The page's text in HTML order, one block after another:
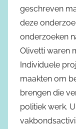
geschreven
deze
onderzoeken
Olivetti waren
Individuele
maakten om
brengen die
politiek werk.